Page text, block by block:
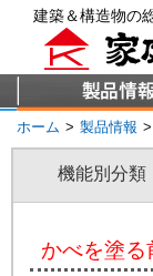
建築＆構造物の
ホーム > 製品情報 >
機能別分類
かべを塗